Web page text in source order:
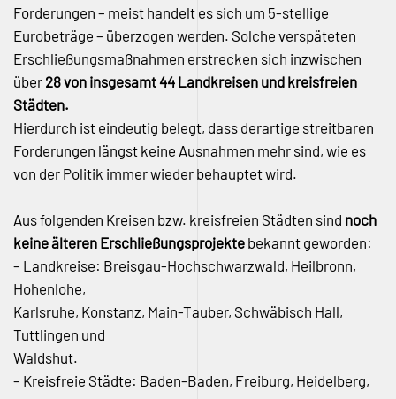
Forderungen – meist handelt es sich um 5-stellige
Eurobeträge – überzogen werden. Solche verspäteten
Erschließungsmaßnahmen erstrecken sich inzwischen
über 28 von insgesamt 44 Landkreisen und kreisfreien
Städten.
Hierdurch ist eindeutig belegt, dass derartige streitbaren
Forderungen längst keine Ausnahmen mehr sind, wie es
von der Politik immer wieder behauptet wird.
Aus folgenden Kreisen bzw. kreisfreien Städten sind noch
keine älteren Erschließungsprojekte bekannt geworden:
– Landkreise: Breisgau-Hochschwarzwald, Heilbronn,
Hohenlohe,
Karlsruhe, Konstanz, Main-Tauber, Schwäbisch Hall,
Tuttlingen und
Waldshut.
– Kreisfreie Städte: Baden-Baden, Freiburg, Heidelberg,